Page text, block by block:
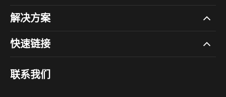
解决方案
快速链接
联系我们